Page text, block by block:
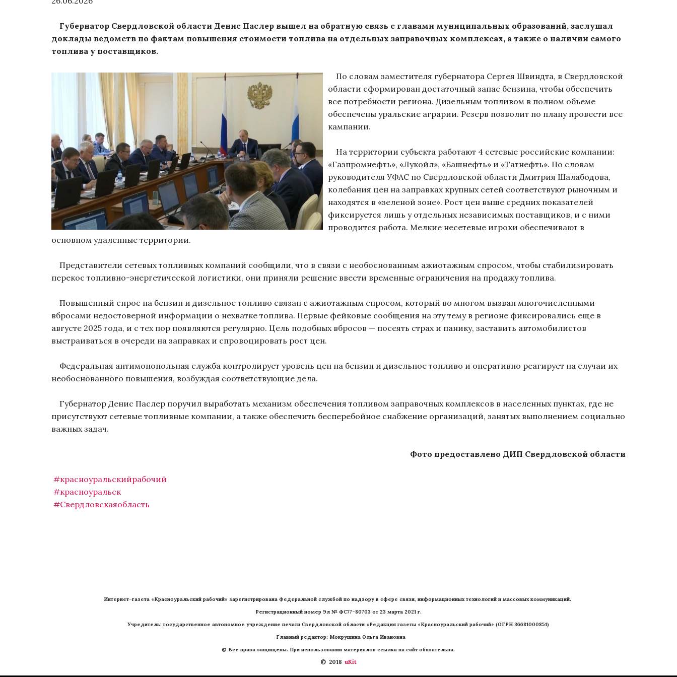
Губернатор Свердловской области Денис Паслер вышел на обратную связь с главами муниципальных образований, заслушал
доклады ведомств по фактам повышения стоимости топлива на отдельных заправочных комплексах, а также о наличии самого
топлива у поставщиков.
По словам заместителя губернатора Сергея Швиндта, в Свердловской
области сформирован достаточный запас бензина, чтобы обеспечить
все потребности региона. Дизельным топливом в полном объеме
обеспечены уральские аграрии. Резерв позволит по плану провести все
кампании.
На территории субъекта работают 4 сетевые российские компании:
«Газпромнефть», «Лукойл», «Башнефть» и «Татнефть». По словам
руководителя УФАС по Свердловской области Дмитрия Шалабодова,
колебания цен на заправках крупных сетей соответствуют рыночным и
находятся в «зеленой зоне». Рост цен выше средних показателей
фиксируется лишь у отдельных независимых поставщиков, и с ними
проводится работа. Мелкие несетевые игроки обеспечивают в
основном удаленные территории.
Представители сетевых топливных компаний сообщили, что в связи с необоснованным ажиотажным спросом, чтобы стабилизировать
перекос топливно-энергетической логистики, они приняли решение ввести временные ограничения на продажу топлива.
Повышенный спрос на бензин и дизельное топливо связан с ажиотажным спросом, который во многом вызван многочисленными
вбросами недостоверной информации о нехватке топлива. Первые фейковые сообщения на эту тему в регионе фиксировались еще в
августе 2025 года, и с тех пор появляются регулярно. Цель подобных вбросов — посеять страх и панику, заставить автомобилистов
выстраиваться в очереди на заправках и спровоцировать рост цен.
Федеральная антимонопольная служба контролирует уровень цен на бензин и дизельное топливо и оперативно реагирует на случаи их
необоснованного повышения, возбуждая соответствующие дела.
Губернатор Денис Паслер поручил выработать механизм обеспечения топливом заправочных комплексов в населенных пунктах, где не
присутствуют сетевые топливные компании, а также обеспечить бесперебойное снабжение организаций, занятых выполнением социально
важных задач.
Фото предоставлено ДИП Свердловской области
#красноуральскийрабочий
#красноуральск
#Свердловскаяобласть
Интернет-газета «Красноуральский рабочий» зарегистрирована Федеральной службой по надзору в сфере связи, информационных технологий и массовых коммуникаций.
Регистрационный номер Эл № ФС77-80703 от 23 марта 2021 г.
Учредитель: государственное автономное учреждение печати Свердловской области «Редакция газеты «Красноуральский рабочий» (ОГРН 36681000851)
   Главный редактор: Мокрушина Ольга Ивановна
© Все права защищены. При использовании материалов ссылка на сайт обязательна.
©  2018 uKit